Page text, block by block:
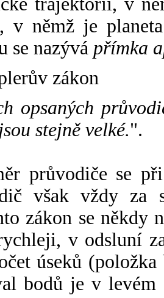
v němž je
se nazývá přímka
zákon
opsaných
stejně velké.".
průvodiče se
však vždy za
zákon se někdy
v odsluní
úseků
bodů je v